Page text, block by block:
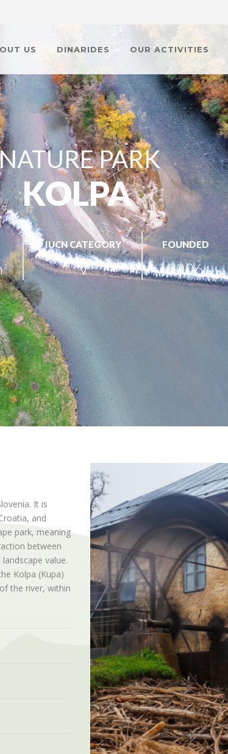
US DINARIDES OUR ACTIVITIES
IUCN CATEGORY
2 V 2006.
FOUNDED
KOLPA
PARK
It is
and
park, meaning
between
value.
Kolpa (Kupa)
the river, within